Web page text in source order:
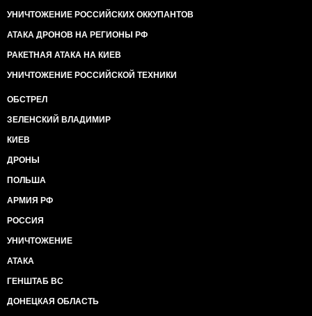
УНИЧТОЖЕНИЕ РОССИЙСКИХ ОККУПАНТОВ
АТАКА ДРОНОВ НА РЕГИОНЫ РФ
РАКЕТНАЯ АТАКА НА КИЕВ
УНИЧТОЖЕНИЕ РОССИЙСКОЙ ТЕХНИКИ
ОБСТРЕЛ
ЗЕЛЕНСКИЙ ВЛАДИМИР
КИЕВ
ДРОНЫ
ПОЛЬША
АРМИЯ РФ
РОССИЯ
УНИЧТОЖЕНИЕ
АТАКА
ГЕНШТАБ ВС
ДОНЕЦКАЯ ОБЛАСТЬ